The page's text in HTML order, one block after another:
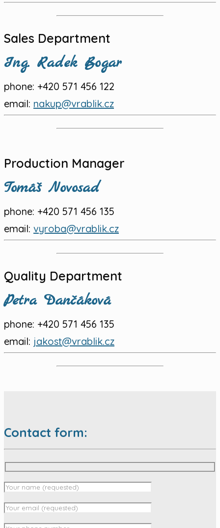
Sales Department
Ing. Radek Bogar
phone: +420 571 456 122
email: nakup@vrablik.cz
Production Manager
Tomáš Novosad
phone: +420 571 456 135
email: vyroba@vrablik.cz
Quality Department
Petra Dančáková
phone: +420 571 456 135
email: jakost@vrablik.cz
Contact form: